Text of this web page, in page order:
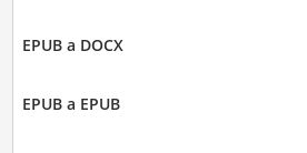
EPUB a DOCX
EPUB a EPUB